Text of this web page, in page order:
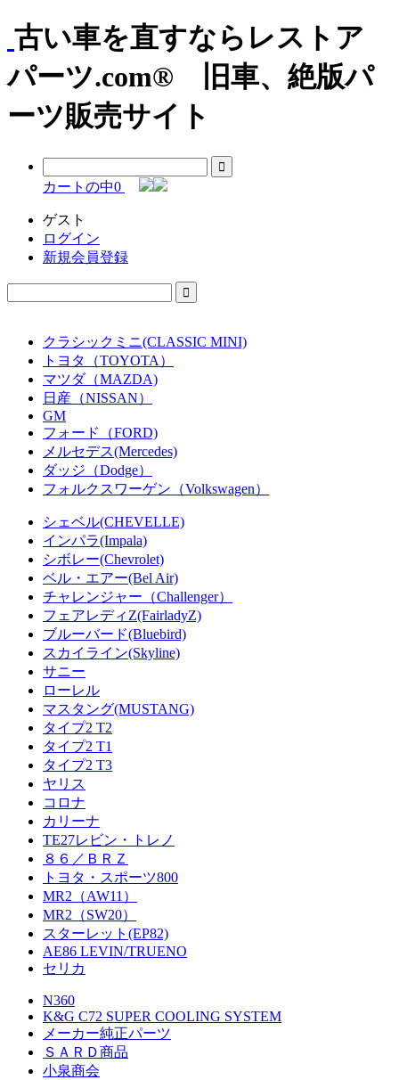
古い車を直すならレストア
パーツ.com® 旧車、絶版パ
ーツ販売サイト
カートの中0
ゲスト
ログイン
新規会員登録
クラシックミニ(CLASSIC MINI)
トヨタ（TOYOTA）
マツダ（MAZDA)
日産（NISSAN）
GM
フォード（FORD)
メルセデス(Mercedes)
ダッジ（Dodge）
フォルクスワーゲン（Volkswagen）
シェベル(CHEVELLE)
インパラ(Impala)
シボレー(Chevrolet)
ベル・エアー(Bel Air)
チャレンジャー（Challenger）
フェアレディZ(FairladyZ)
ブルーバード(Bluebird)
スカイライン(Skyline)
サニー
ローレル
マスタング(MUSTANG)
タイプ2 T2
タイプ2 T1
タイプ2 T3
ヤリス
コロナ
カリーナ
TE27レビン・トレノ
８６／ＢＲＺ
トヨタ・スポーツ800
MR2（AW11）
MR2（SW20）
スターレット(EP82)
AE86 LEVIN/TRUENO
セリカ
N360
K&G C72 SUPER COOLING SYSTEM
メーカー純正パーツ
ＳＡＲＤ商品
小泉商会